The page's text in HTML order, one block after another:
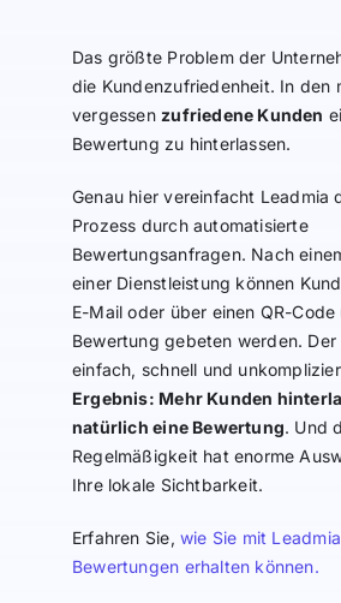
Das größte Problem der
die Kundenzufriedenheit. In den
vergessen zufriedene Kunden
Bewertung zu hinterlassen.
Genau hier vereinfacht Leadmia
Prozess durch automatisierte
Bewertungsanfragen. Nach
einer Dienstleistung können
E-Mail oder über einen QR-Code
Bewertung gebeten werden. Der
einfach, schnell und
Ergebnis: Mehr Kunden
natürlich eine Bewertung. Und
Regelmäßigkeit hat enorme
Ihre lokale Sichtbarkeit.
Erfahren Sie, wie Sie mit
Bewertungen erhalten können.